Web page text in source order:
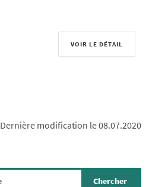
VOIR LE DÉTAIL
Dernière modification le 08.07.2020